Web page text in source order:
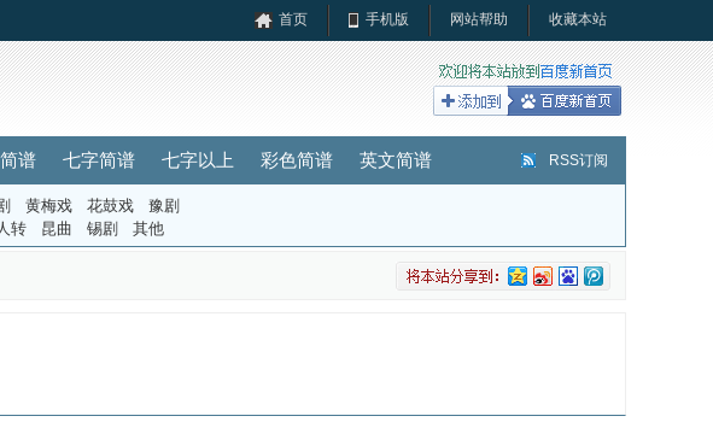
首页 手机版 网站帮助 收藏本站
谱 七字简谱 七字以上 彩色简谱 英文简谱 RSS订阅
黄梅戏 花鼓戏
豫剧
转 昆曲 锡剧 其他